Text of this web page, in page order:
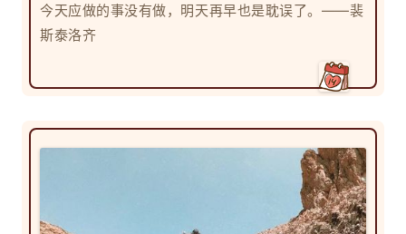
今天应做的事没有做，明天再早也是耽误了。——裴
斯泰洛齐